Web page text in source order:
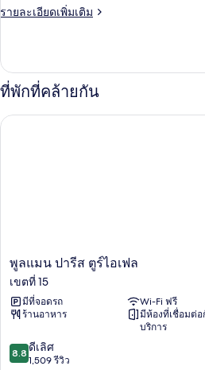
รายละเอียดเพิ่มเติม
ราย
เกี่ยว
กับ
ห้อง
ที่พักที่คล้ายกัน
พูล
แมน
ปารีส
ตูร์
ไอ
เขต
ที่
พูลแมน ปารีส ตูร์ไอเฟล
เขตที่ 15
มีที่จอดรถ
Wi-Fi ฟรี
ร้านอาหาร
มีห้องที่เชื่อมต่
บริการ
8.8
จาก
8.8 ดีเลิศ
1,509 รีวิว
พูลแมน ปารีส ตูร์ไอเฟล